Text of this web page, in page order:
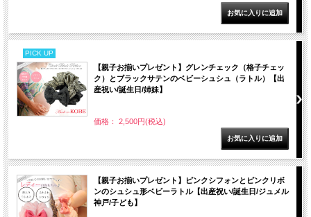
PICK UP
【親子お揃いプレゼント】グレンチェック（格子チェッ
ク）とブラックサテンのベビーシュシュ（ラトル）【出
産祝い/誕生日/姉妹】
価格： 2,500円(税込)
【親子お揃いプレゼント】ピンクシフォンとピンクリボ
ンのシュシュ形ベビーラトル【出産祝い/誕生日/ジュメル
神戸/子ども】